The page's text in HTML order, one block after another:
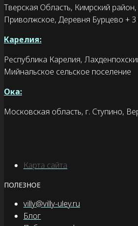
Тверская Область, Кимрский
Приволжское, Деревня Бурцево + 3
Карелия:
Республика Карелия,
Мийнальское сельское поселение
Ока:
Московская область, г. Ступино,
Карта сайта
ПОЛЕЗНОЕ
villy@villy-uley.ru
Блог